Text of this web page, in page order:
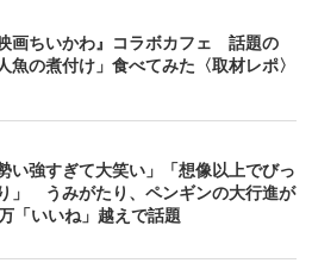
映画ちいかわ』コラボカフェ 話題の
人魚の煮付け」食べてみた〈取材レポ〉
勢い強すぎて大笑い」「想像以上でびっ
」 うみがたり、ペンギンの大行進が
「いいね」越えで話題